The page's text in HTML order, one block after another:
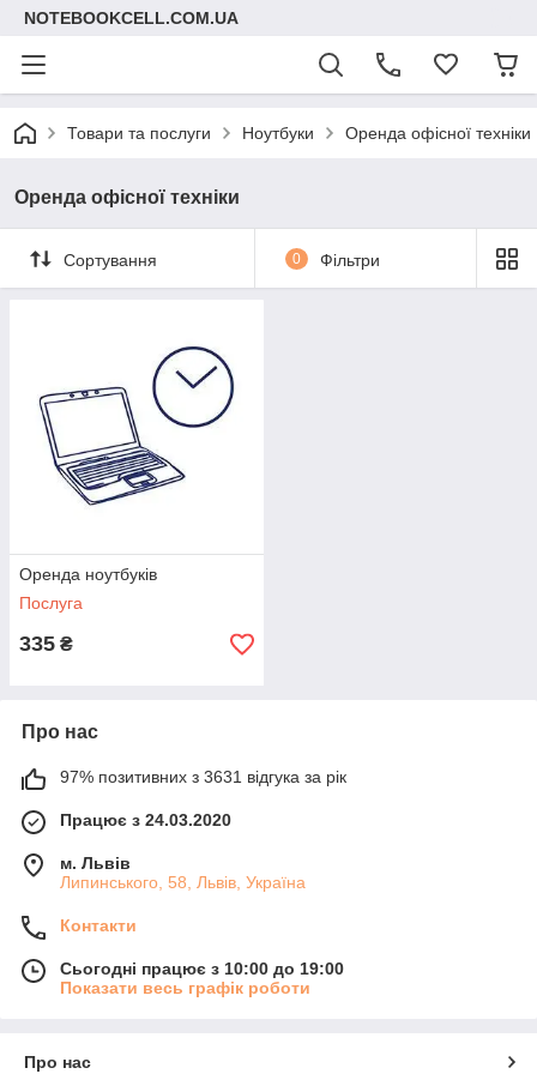
NOTEBOOKCELL.COM.UA
Товари та послуги Ноутбуки Оренда офісної техніки
Оренда офісної техніки
Сортування 0 Фільтри
Оренда ноутбуків
Послуга
335 ₴
Про нас
97% позитивних з 3631 відгука за рік
Працює з 24.03.2020
м. Львів
Липинського, 58, Львів, Україна
Контакти
Сьогодні працює з 10:00 до 19:00
Показати весь графік роботи
Про нас